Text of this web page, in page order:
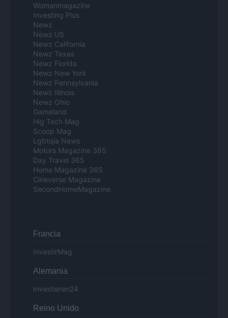
Womanmagazine
Investing Plus
Newz
Newz US
Newz California
Newz Texas
Newz Florida
Newz New York
Newz Pennsylvania
Newz Illinois
Newz Ohio
Gameland
Hig Tech Mag
Scoop Mag
Lgbtqia News
Motors Magazine 365
Day Travel 365
Home Magazine 365
Cineverse Magazine
SecondHomeMagazine
Francia
InvestirMag
Alemania
Investieren24
Reino Unido